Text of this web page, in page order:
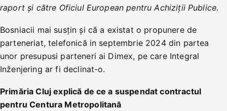
raport și către Oficiul European pentru Achiziții Publice.
Bosniacii mai susțin și că a existat o propunere de
parteneriat, telefonică in septembrie 2024 din partea
unor presupusi parteneri ai Dimex, pe care Integral
Inženjering ar fi declinat-o.
Primăria Cluj explică de ce a suspendat contractul
pentru Centura Metropolitană